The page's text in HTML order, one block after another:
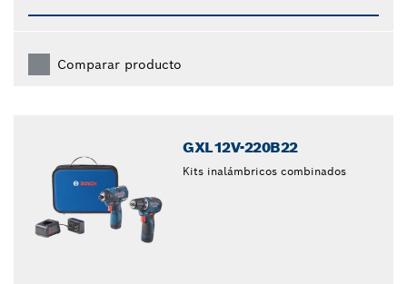
Comparar producto
GXL12V-220B22
Kits inalámbricos combinados